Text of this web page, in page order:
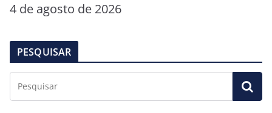
4 de agosto de 2026
PESQUISAR